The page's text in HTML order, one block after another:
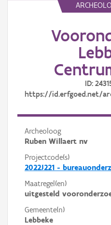
ID:
https://id.erfgoed.net/
Archeoloog
Ruben Willaert nv
Projectcode(s)
2022J221 -
Maatregel(en)
uitgesteld
Gemeente(n)
Lebbeke